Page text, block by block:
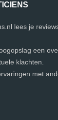
lees je
een
klachten.
met